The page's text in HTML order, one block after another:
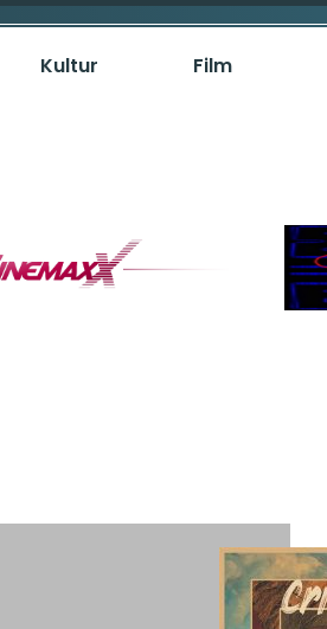
Kultur Film